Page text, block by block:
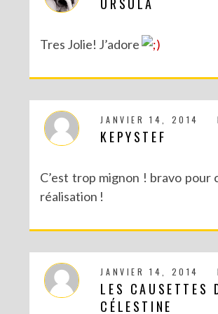
Tres Jolie! J’adore
JANVIER 14, 2014
KEPYSTEF
C’est trop mignon ! bravo pour
réalisation !
JANVIER 14, 2014
LES CAUSETTES
CÉLESTINE